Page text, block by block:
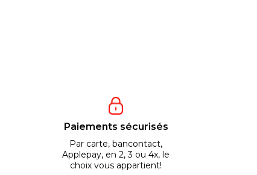
Paiements sécurisés
Par carte, bancontact,
Applepay, en 2, 3 ou 4x, le
choix vous appartient!